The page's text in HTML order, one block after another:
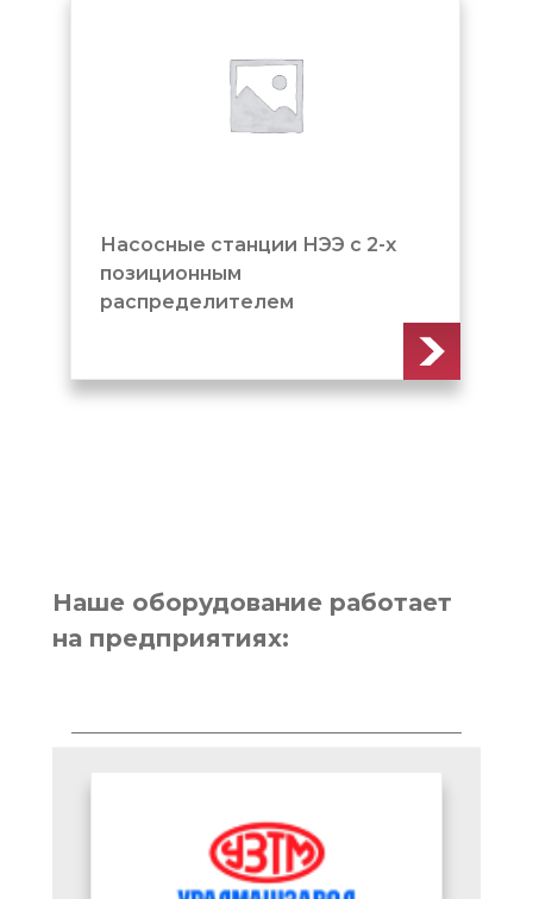
Насосные станции НЭЭ с 2-х
позиционным
распределителем
Наше оборудование работает
на предприятиях: